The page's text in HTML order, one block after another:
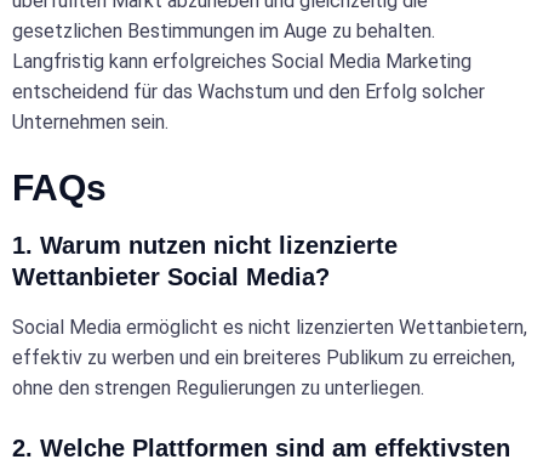
gesetzlichen Bestimmungen im Auge zu behalten.
Langfristig kann erfolgreiches Social Media Marketing
entscheidend für das Wachstum und den Erfolg solcher
Unternehmen sein.
FAQs
1. Warum nutzen nicht lizenzierte
Wettanbieter Social Media?
Social Media ermöglicht es nicht lizenzierten Wettanbietern,
effektiv zu werben und ein breiteres Publikum zu erreichen,
ohne den strengen Regulierungen zu unterliegen.
2. Welche Plattformen sind am effektivsten